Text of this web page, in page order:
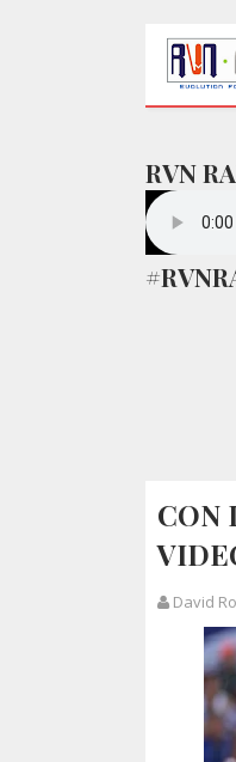
RVN
CON
David